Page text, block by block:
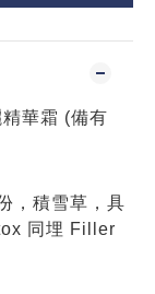
華霜 (備有
，積雪草，具
同埋 Filler